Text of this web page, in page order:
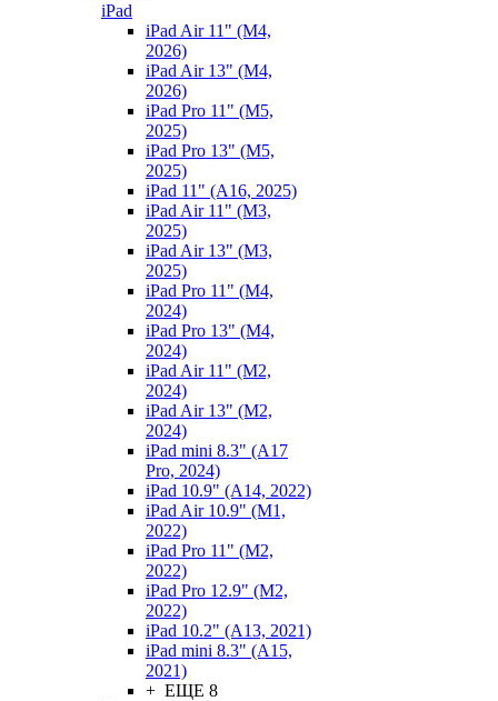
iPad
iPad Air 11" (M4,
2026)
iPad Air 13" (M4,
2026)
iPad Pro 11" (M5,
2025)
iPad Pro 13" (M5,
2025)
iPad 11" (A16, 2025)
iPad Air 11" (M3,
2025)
iPad Air 13" (M3,
2025)
iPad Pro 11" (M4,
2024)
iPad Pro 13" (M4,
2024)
iPad Air 11" (M2,
2024)
iPad Air 13" (M2,
2024)
iPad mini 8.3" (A17
Pro, 2024)
iPad 10.9" (A14, 2022)
iPad Air 10.9" (M1,
2022)
iPad Pro 11" (M2,
2022)
iPad Pro 12.9" (M2,
2022)
iPad 10.2" (A13, 2021)
iPad mini 8.3" (A15,
2021)
+ ЕЩЕ 8